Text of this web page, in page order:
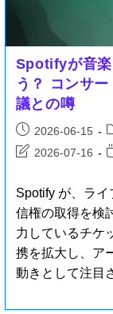
Spotifyが音楽
う？ コンサ
議との噂
2026-06-15
2026-07-16
Spotify が、ラ
信権の取得を検
力しているチケ
携を拡大し、ア
動きとして注目